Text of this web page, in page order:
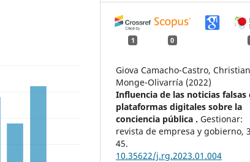
1 0
Giova Camacho-Castro, Christian
Monge-Olivarría (2022)
Influencia de las noticias falsas
plataformas digitales sobre la
conciencia pública .Gestionar:
revista de empresa y gobierno,3
45.
10.35622/j.rg.2023.01.004